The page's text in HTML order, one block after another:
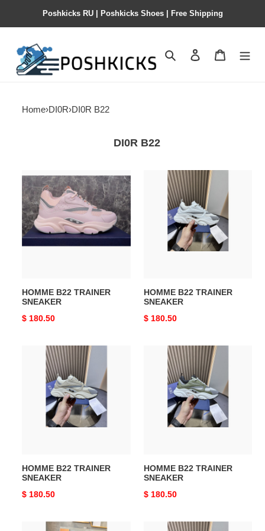
Poshkicks RU | Poshkicks Shoes | Free Shipping
Search Contact us
Home›DI0R›DI0R B22
DI0R B22
HOMME
B22
TRAINER
SNEAKER
HOMME B22 TRAINER
SNEAKER
Original
$ 180.50
HOMME
TRAINER
SNEAKER
HOMME B22 TRAINER
SNEAKER
Original
$ 180.50
HOMME
TRAINER
SNEAKER
HOMME B22 TRAINER
SNEAKER
Original
$ 180.50
HOMME
TRAINER
SNEAKER
HOMME B22 TRAINER
SNEAKER
Original
$ 180.50
HOMME